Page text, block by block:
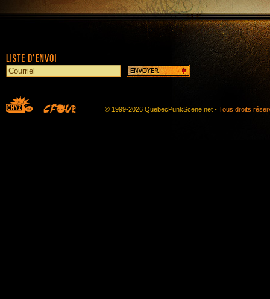
© 1999-2026 QuebecPunkScene.net - Tous droits